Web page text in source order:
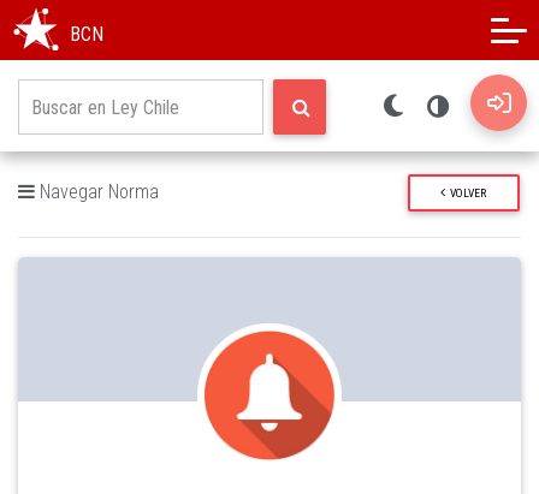
BCN
Navegar Norma VOLVER